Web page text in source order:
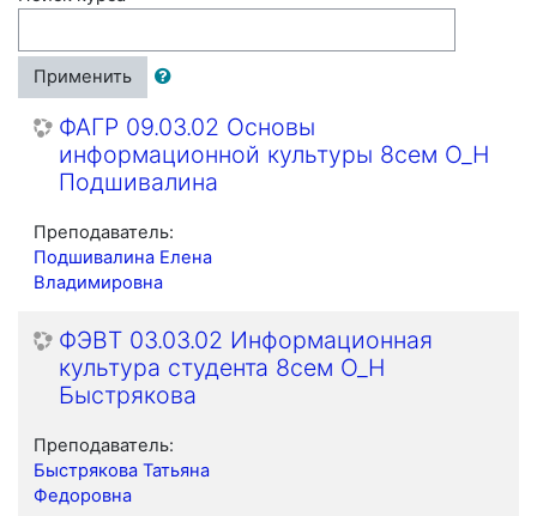
Применить
ФАГР 09.03.02 Основы
информационной культуры 8сем О_Н
Подшивалина
Преподаватель:
Подшивалина Елена
Владимировна
ФЭВТ 03.03.02 Информационная
культура студента 8сем О_Н
Быстрякова
Преподаватель:
Быстрякова Татьяна
Федоровна